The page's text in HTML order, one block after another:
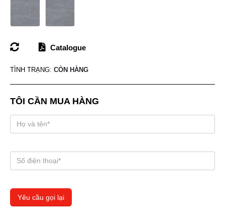
Catalogue
TÌNH TRẠNG: CÒN HÀNG
TÔI CẦN MUA HÀNG